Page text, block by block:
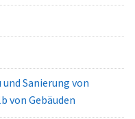
Sanierung von
von Gebäuden